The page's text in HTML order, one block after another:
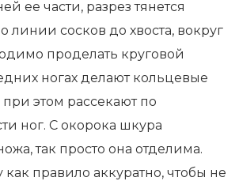
ее части, разрез тянется
линии сосков до хвоста, вокруг
проделать круговой
ногах делают кольцевые
этом рассекают по
ног. С окорока шкура
так просто она отделима.
правило аккуратно, чтобы не